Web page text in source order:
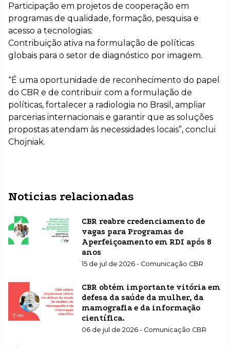
Participação em projetos de cooperação em
programas de qualidade, formação, pesquisa e
acesso a tecnologias;
Contribuição ativa na formulação de políticas
globais para o setor de diagnóstico por imagem.
“É uma oportunidade de reconhecimento do papel
do CBR e de contribuir com a formulação de
políticas, fortalecer a radiologia no Brasil, ampliar
parcerias internacionais e garantir que as soluções
propostas atendam às necessidades locais”, conclui
Chojniak.
Noticias relacionadas
CBR reabre credenciamento de
vagas para Programas de
Aperfeiçoamento em RDI após 8
anos
15 de jul de 2026 - Comunicação CBR
CBR obtém importante vitória em
defesa da saúde da mulher, da
mamografia e da informação
científica.
06 de jul de 2026 - Comunicação CBR